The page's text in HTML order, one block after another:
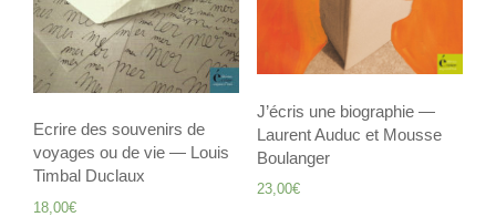
Ecrire des souvenirs de
voyages ou de vie — Louis
Timbal Duclaux
18,00€
J’écris une biographie —
Laurent Auduc et Mousse
Boulanger
23,00€